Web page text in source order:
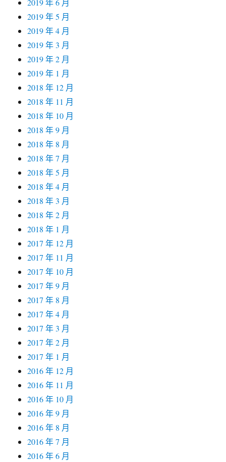
2019 年 6 月
2019 年 5 月
2019 年 4 月
2019 年 3 月
2019 年 2 月
2019 年 1 月
2018 年 12 月
2018 年 11 月
2018 年 10 月
2018 年 9 月
2018 年 8 月
2018 年 7 月
2018 年 5 月
2018 年 4 月
2018 年 3 月
2018 年 2 月
2018 年 1 月
2017 年 12 月
2017 年 11 月
2017 年 10 月
2017 年 9 月
2017 年 8 月
2017 年 4 月
2017 年 3 月
2017 年 2 月
2017 年 1 月
2016 年 12 月
2016 年 11 月
2016 年 10 月
2016 年 9 月
2016 年 8 月
2016 年 7 月
2016 年 6 月